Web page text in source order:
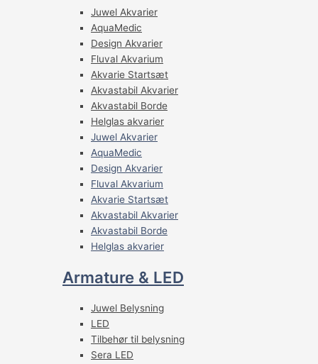
Juwel Akvarier
AquaMedic
Design Akvarier
Fluval Akvarium
Akvarie Startsæt
Akvastabil Akvarier
Akvastabil Borde
Helglas akvarier
Juwel Akvarier
AquaMedic
Design Akvarier
Fluval Akvarium
Akvarie Startsæt
Akvastabil Akvarier
Akvastabil Borde
Helglas akvarier
Armature & LED
Juwel Belysning
LED
Tilbehør til belysning
Sera LED